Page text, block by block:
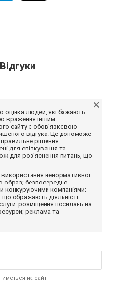
Відгуки
оцінка людей, які бажають
враження іншим
сайту з обов'язковою
відгука. Це допоможе
рішення.
для спілкування та
для роз'яснення питань, що
використання ненормативної
образ; безпосереднє
конкуруючими компаніями;
що ображають діяльність
розміщення посилань на
реклама та
на сайті